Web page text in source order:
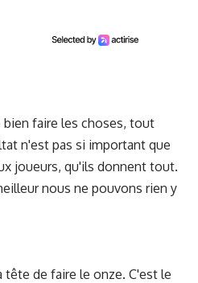
faire les choses, tout
n'est pas si important que
joueurs, qu'ils donnent tout.
nous ne pouvons rien y
tête de faire le onze. C'est le